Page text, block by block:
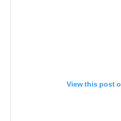
View this post